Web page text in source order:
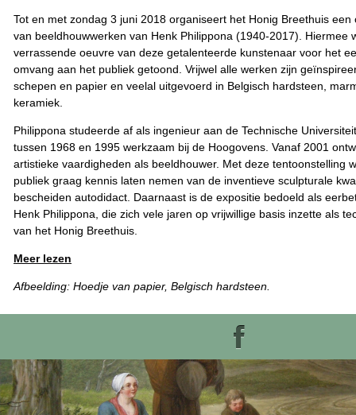
Tot en met zondag 3 juni 2018 organiseert het Honig Breethuis een
van beeldhouwwerken van Henk Philippona (1940-2017). Hiermee
verrassende oeuvre van deze getalenteerde kunstenaar voor het
omvang aan het publiek getoond. Vrijwel alle werken zijn
schepen en papier en veelal uitgevoerd in Belgisch hardsteen,
keramiek.
Philippona studeerde af als ingenieur aan de Technische
tussen 1968 en 1995 werkzaam bij de Hoogovens. Vanaf 2001
artistieke vaardigheden als beeldhouwer. Met deze tentoonstelling
publiek graag kennis laten nemen van de inventieve sculpturale
bescheiden autodidact. Daarnaast is de expositie bedoeld als
Henk Philippona, die zich vele jaren op vrijwillige basis inzette als
van het Honig Breethuis.
Meer lezen
Afbeelding: Hoedje van papier, Belgisch hardsteen.